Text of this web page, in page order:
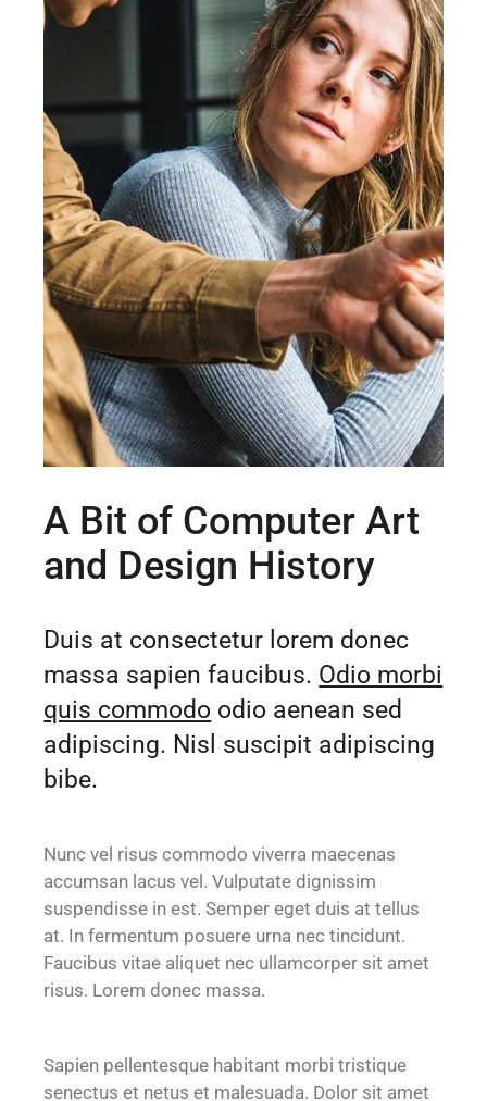
A Bit of Computer Art
and Design History
Duis at consectetur lorem donec
massa sapien faucibus. Odio morbi
quis commodo odio aenean sed
adipiscing. Nisl suscipit adipiscing
bibe.
Nunc vel risus commodo viverra maecenas
accumsan lacus vel. Vulputate dignissim
suspendisse in est. Semper eget duis at tellus
at. In fermentum posuere urna nec tincidunt.
Faucibus vitae aliquet nec ullamcorper sit amet
risus. Lorem donec massa.
Sapien pellentesque habitant morbi tristique
senectus et netus et malesuada. Dolor sit amet